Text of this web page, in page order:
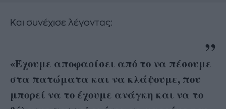
Και συνέχισε λέγοντας:
«Έχουμε αποφασίσει από το να πέσουμε
στα πατώματα και να κλάψουμε, που
μπορεί να το έχουμε ανάγκη και να το